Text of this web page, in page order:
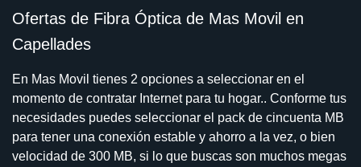
Ofertas de Fibra Óptica de Mas Movil en
Capellades
En Mas Movil tienes 2 opciones a seleccionar en el
momento de contratar Internet para tu hogar.. Conforme tus
necesidades puedes seleccionar el pack de cincuenta MB
para tener una conexión estable y ahorro a la vez, o bien
velocidad de 300 MB, si lo que buscas son muchos megas